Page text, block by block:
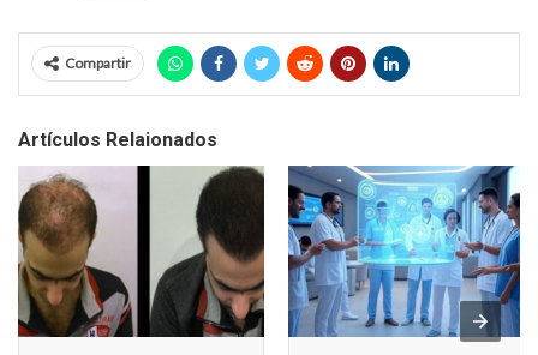
Compartir
Artículos Relaionados